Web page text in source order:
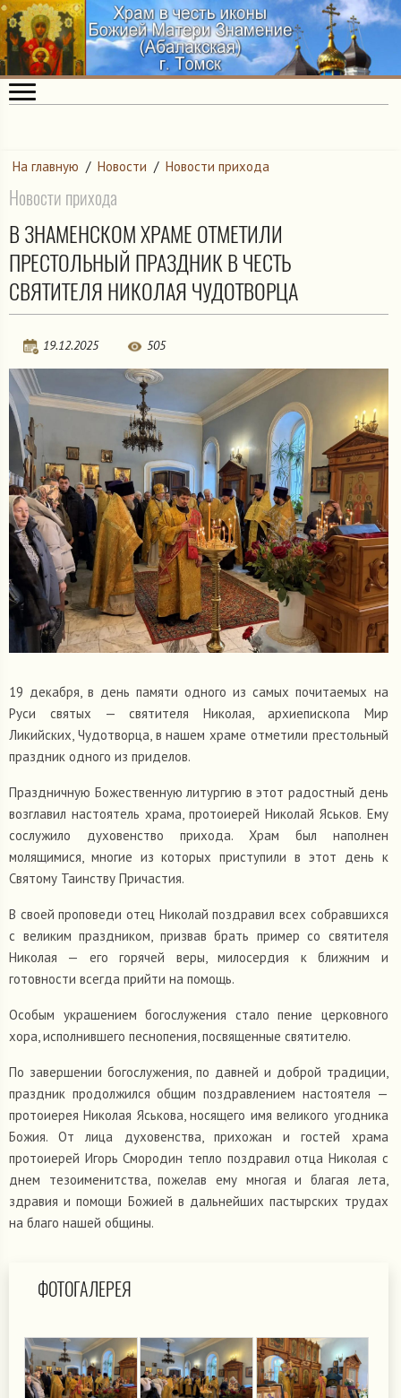
На главную / Новости / Новости прихода
Новости прихода
В ЗНАМЕНСКОМ ХРАМЕ ОТМЕТИЛИ
ПРЕСТОЛЬНЫЙ ПРАЗДНИК В ЧЕСТЬ
СВЯТИТЕЛЯ НИКОЛАЯ ЧУДОТВОРЦА
19.12.2025 505
19 декабря, в день памяти одного из самых почитаемых на
Руси святых — святителя Николая, архиепископа Мир
Ликийских, Чудотворца, в нашем храме отметили престольный
праздник одного из приделов.
Праздничную Божественную литургию в этот радостный день
возглавил настоятель храма, протоиерей Николай Яськов. Ему
сослужило духовенство прихода. Храм был наполнен
молящимися, многие из которых приступили в этот день к
Святому Таинству Причастия.
В своей проповеди отец Николай поздравил всех собравшихся
с великим праздником, призвав брать пример со святителя
Николая — его горячей веры, милосердия к ближним и
готовности всегда прийти на помощь.
Особым украшением богослужения стало пение церковного
хора, исполнившего песнопения, посвященные святителю.
По завершении богослужения, по давней и доброй традиции,
праздник продолжился общим поздравлением настоятеля —
протоиерея Николая Яськова, носящего имя великого угодника
Божия. От лица духовенства, прихожан и гостей храма
протоиерей Игорь Смородин тепло поздравил отца Николая с
днем тезоименитства, пожелав ему многая и благая лета,
здравия и помощи Божией в дальнейших пастырских трудах
на благо нашей общины.
ФОТОГАЛЕРЕЯ